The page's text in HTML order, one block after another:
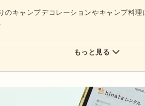
のキャンプデコレーションやキャンプ料
もっと見る